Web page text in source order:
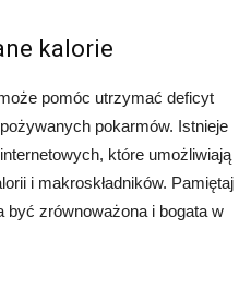
kalorie
pomóc utrzymać deficyt
pokarmów. Istnieje
które umożliwiają
i makroskładników. Pamiętaj
być zrównoważona i bogata w